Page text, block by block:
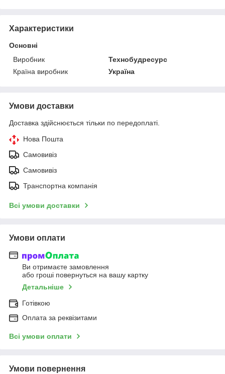
Характеристики
Основні
Виробник
Технобудресурс
Країна виробник
Україна
Умови доставки
Доставка здійснюється тільки по передоплаті.
Нова Пошта
Самовивіз
Самовивіз
Транспортна компанія
Всі умови доставки
Умови оплати
Ви отримаєте замовлення
або гроші повернуться на вашу картку
Детальніше
Готівкою
Оплата за реквізитами
Всі умови оплати
Умови повернення